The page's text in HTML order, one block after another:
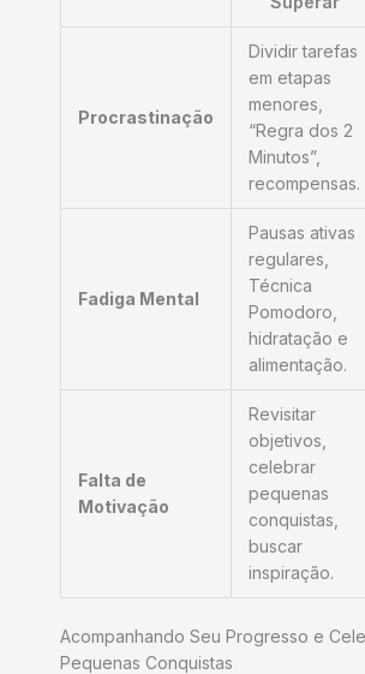
Procrastinação
Dividir tarefas
em etapas
menores,
“Regra dos 2
Minutos”,
recompensas.
Fadiga Mental
Pausas ativas
regulares,
Técnica
Pomodoro,
hidratação e
alimentação.
Falta de
Motivação
Revisitar
objetivos,
celebrar
pequenas
conquistas,
buscar
inspiração.
Acompanhando Seu Progresso e
Pequenas Conquistas